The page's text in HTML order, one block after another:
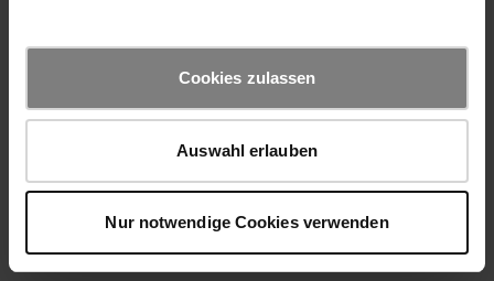
Cookies zulassen
Auswahl erlauben
Nur notwendige Cookies verwenden